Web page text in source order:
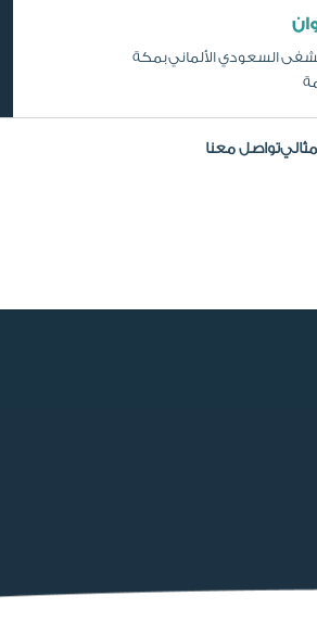
السعودي الألماني بمكة
تواصل معنا